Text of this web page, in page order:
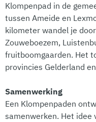
Klompenpad in de
tussen Ameide en
kilometer wandel je
Zouweboezem,
fruitboomgaarden. Het
provincies Gelderland
Samenwerking
Een Klompenpaden
samenwerken. Het idee